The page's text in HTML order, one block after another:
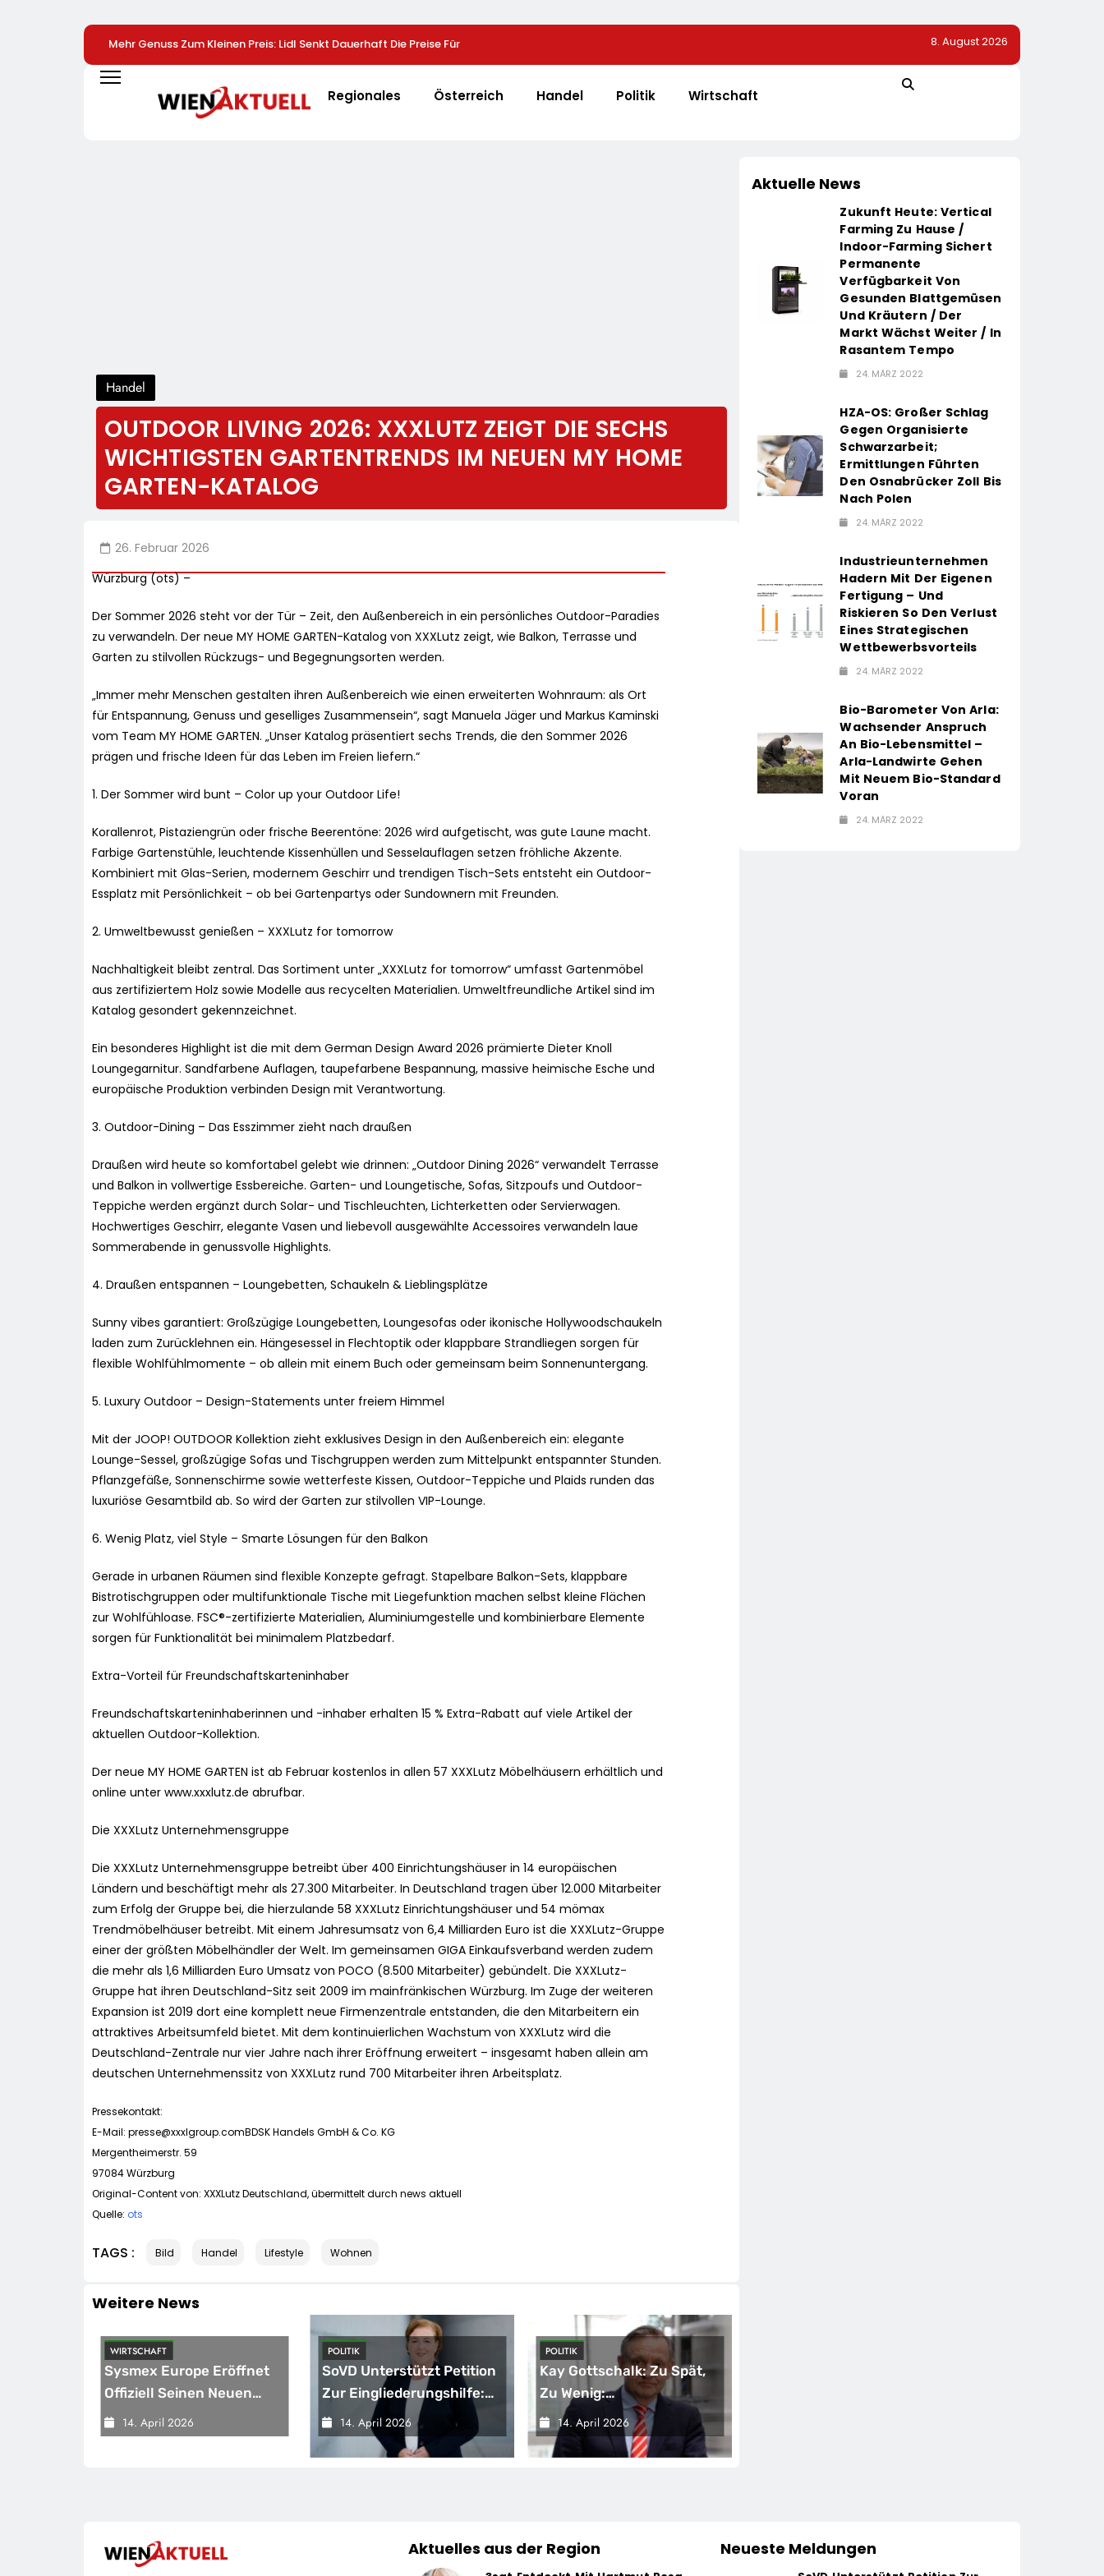
Mehr Genuss Zum Kleinen Preis: Lidl Senkt Dauerhaft Die Preise Für
Schokolade / 26 Schokoladenartikel Jetzt Bis Zu 13 Prozent
Günstiger
Hamburg Und Setzt Damit Neue Maßstäbe Für
SoVD Unterstützt Petition Zur Eingliederungshilfe:
Nicht Unter Sparvorbehalt Geraten
8. August 2026
Regionales Österreich Handel Politik Wirtschaft
Handel
OUTDOOR LIVING 2026: XXXLUTZ ZEIGT DIE SECHS
WICHTIGSTEN GARTENTRENDS IM NEUEN MY HOME
GARTEN-KATALOG
26. Februar 2026
Würzburg (ots) –
Der Sommer 2026 steht vor der Tür – Zeit, den Außenbereich in ein persönliches Outdoor-Paradies
zu verwandeln. Der neue MY HOME GARTEN-Katalog von XXXLutz zeigt, wie Balkon, Terrasse und
Garten zu stilvollen Rückzugs- und Begegnungsorten werden.
„Immer mehr Menschen gestalten ihren Außenbereich wie einen erweiterten Wohnraum: als Ort
für Entspannung, Genuss und geselliges Zusammensein“, sagt Manuela Jäger und Markus Kaminski
vom Team MY HOME GARTEN. „Unser Katalog präsentiert sechs Trends, die den Sommer 2026
prägen und frische Ideen für das Leben im Freien liefern.“
1. Der Sommer wird bunt – Color up your Outdoor Life!
Korallenrot, Pistaziengrün oder frische Beerentöne: 2026 wird aufgetischt, was gute Laune macht.
Farbige Gartenstühle, leuchtende Kissenhüllen und Sesselauflagen setzen fröhliche Akzente.
Kombiniert mit Glas-Serien, modernem Geschirr und trendigen Tisch-Sets entsteht ein Outdoor-
Essplatz mit Persönlichkeit – ob bei Gartenpartys oder Sundownern mit Freunden.
2. Umweltbewusst genießen – XXXLutz for tomorrow
Nachhaltigkeit bleibt zentral. Das Sortiment unter „XXXLutz for tomorrow“ umfasst Gartenmöbel
aus zertifiziertem Holz sowie Modelle aus recycelten Materialien. Umweltfreundliche Artikel sind im
Katalog gesondert gekennzeichnet.
Ein besonderes Highlight ist die mit dem German Design Award 2026 prämierte Dieter Knoll
Loungegarnitur. Sandfarbene Auflagen, taupefarbene Bespannung, massive heimische Esche und
europäische Produktion verbinden Design mit Verantwortung.
3. Outdoor-Dining – Das Esszimmer zieht nach draußen
Draußen wird heute so komfortabel gelebt wie drinnen: „Outdoor Dining 2026“ verwandelt Terrasse
und Balkon in vollwertige Essbereiche. Garten- und Loungetische, Sofas, Sitzpoufs und Outdoor-
Teppiche werden ergänzt durch Solar- und Tischleuchten, Lichterketten oder Servierwagen.
Hochwertiges Geschirr, elegante Vasen und liebevoll ausgewählte Accessoires verwandeln laue
Sommerabende in genussvolle Highlights.
4. Draußen entspannen – Loungebetten, Schaukeln & Lieblingsplätze
Sunny vibes garantiert: Großzügige Loungebetten, Loungesofas oder ikonische Hollywoodschaukeln
laden zum Zurücklehnen ein. Hängesessel in Flechtoptik oder klappbare Strandliegen sorgen für
flexible Wohlfühlmomente – ob allein mit einem Buch oder gemeinsam beim Sonnenuntergang.
5. Luxury Outdoor – Design-Statements unter freiem Himmel
Mit der JOOP! OUTDOOR Kollektion zieht exklusives Design in den Außenbereich ein: elegante
Lounge-Sessel, großzügige Sofas und Tischgruppen werden zum Mittelpunkt entspannter Stunden.
Pflanzgefäße, Sonnenschirme sowie wetterfeste Kissen, Outdoor-Teppiche und Plaids runden das
luxuriöse Gesamtbild ab. So wird der Garten zur stilvollen VIP-Lounge.
6. Wenig Platz, viel Style – Smarte Lösungen für den Balkon
Gerade in urbanen Räumen sind flexible Konzepte gefragt. Stapelbare Balkon-Sets, klappbare
Bistrotischgruppen oder multifunktionale Tische mit Liegefunktion machen selbst kleine Flächen
zur Wohlfühloase. FSC®-zertifizierte Materialien, Aluminiumgestelle und kombinierbare Elemente
sorgen für Funktionalität bei minimalem Platzbedarf.
Extra-Vorteil für Freundschaftskarteninhaber
Freundschaftskarteninhaberinnen und -inhaber erhalten 15 % Extra-Rabatt auf viele Artikel der
aktuellen Outdoor-Kollektion.
Der neue MY HOME GARTEN ist ab Februar kostenlos in allen 57 XXXLutz Möbelhäusern erhältlich und
online unter www.xxxlutz.de abrufbar.
Die XXXLutz Unternehmensgruppe
Die XXXLutz Unternehmensgruppe betreibt über 400 Einrichtungshäuser in 14 europäischen
Ländern und beschäftigt mehr als 27.300 Mitarbeiter. In Deutschland tragen über 12.000 Mitarbeiter
zum Erfolg der Gruppe bei, die hierzulande 58 XXXLutz Einrichtungshäuser und 54 mömax
Trendmöbelhäuser betreibt. Mit einem Jahresumsatz von 6,4 Milliarden Euro ist die XXXLutz-Gruppe
einer der größten Möbelhändler der Welt. Im gemeinsamen GIGA Einkaufsverband werden zudem
die mehr als 1,6 Milliarden Euro Umsatz von POCO (8.500 Mitarbeiter) gebündelt. Die XXXLutz-
Gruppe hat ihren Deutschland-Sitz seit 2009 im mainfränkischen Würzburg. Im Zuge der weiteren
Expansion ist 2019 dort eine komplett neue Firmenzentrale entstanden, die den Mitarbeitern ein
attraktives Arbeitsumfeld bietet. Mit dem kontinuierlichen Wachstum von XXXLutz wird die
Deutschland-Zentrale nur vier Jahre nach ihrer Eröffnung erweitert – insgesamt haben allein am
deutschen Unternehmenssitz von XXXLutz rund 700 Mitarbeiter ihren Arbeitsplatz.
Pressekontakt:
E-Mail: presse@xxxlgroup.comBDSKHandels GmbH & Co. KG
Mergentheimerstr. 59
97084 Würzburg
Original-Content von: XXXLutz Deutschland, übermittelt durch news aktuell
Quelle: ots
TAGS : Bild Handel Lifestyle Wohnen
Weitere News
WIRTSCHAFT
Sysmex Europe Eröffnet
Offiziell Seinen Neuen
Campus In Hamburg Und
Setzt Damit Neue
14. April 2026
POLITIK
SoVD Unterstützt Petition
Zur Eingliederungshilfe:
Teilhabe Darf Nicht Unter
Sparvorbehalt Geraten
14. April 2026
POLITIK
Kay Gottschalk: Zu Spät,
Zu Wenig:
Bundesregierung Bleibt
Echte Entlastung
Schuldig
14. April 2026
Aktuelle News
Zukunft Heute: Vertical
Farming Zu Hause /
Indoor-Farming Sichert
Permanente
Verfügbarkeit Von
Gesunden Blattgemüsen
Und Kräutern / Der
Markt Wächst Weiter / In
Rasantem Tempo
24. MÄRZ 2022
HZA-OS: Großer Schlag
Gegen Organisierte
Schwarzarbeit;
Ermittlungen Führten
Den Osnabrücker Zoll Bis
Nach Polen
24. MÄRZ 2022
Industrieunternehmen
Hadern Mit Der Eigenen
Fertigung – Und
Riskieren So Den Verlust
Eines Strategischen
Wettbewerbsvorteils
24. MÄRZ 2022
Bio-Barometer Von Arla:
Wachsender Anspruch
An Bio-Lebensmittel –
Arla-Landwirte Gehen
Mit Neuem Bio-Standard
Voran
24. MÄRZ 2022
Aktuelles aus der Region Neueste Meldungen